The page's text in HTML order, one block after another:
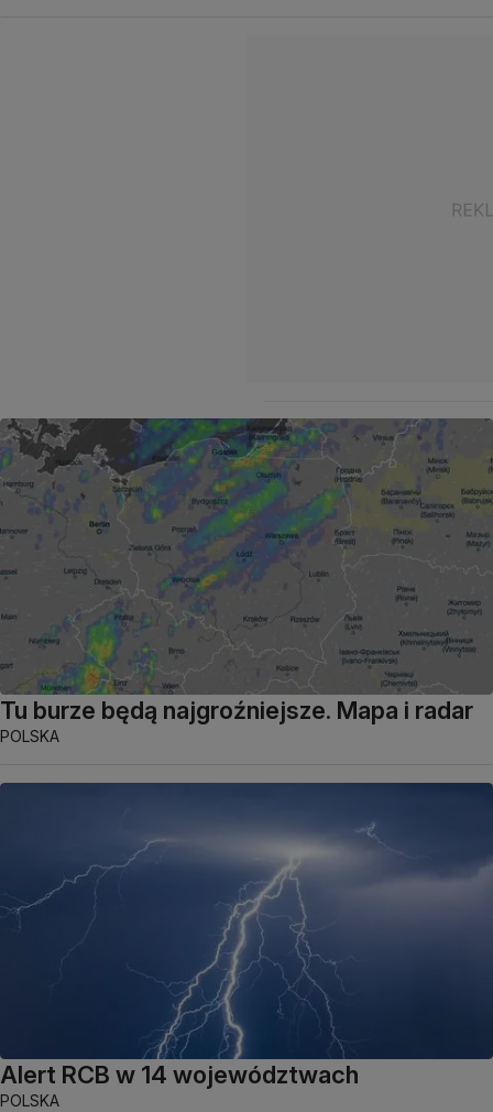
Tu burze będą najgroźniejsze. Mapa i radar
POLSKA
Alert RCB w 14 województwach
POLSKA